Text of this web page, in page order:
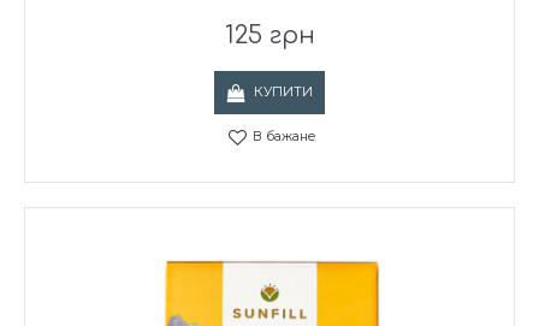
125 грн
КУПИТИ
В бажане